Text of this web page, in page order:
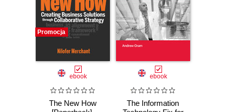
Promocja
ebook
The New How
ebook
The Information